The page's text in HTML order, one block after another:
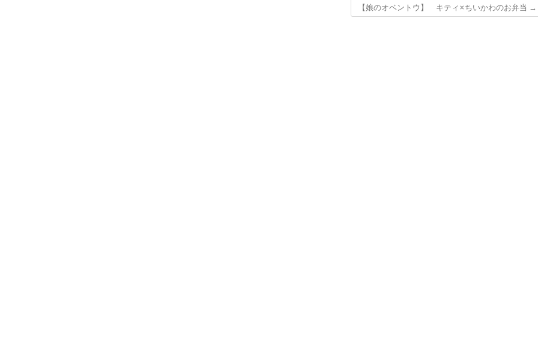
【娘のオベントウ】 キティ×ちいかわのお弁当 →